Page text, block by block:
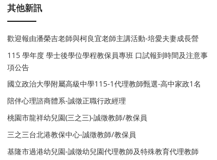
其他新訊
歡迎報由潘榮吉老師與柯良宜老師主講活動-培愛夫妻成長營
115 學年度 學士後學位學程教保員專班 口試報到時間及注意事
項公告
國立政治大學附屬高級中學115-1代理教師甄選-高中家政1名
陪伴心理諮商體系-誠徵正職行政經理
桃園市龍祥幼兒園(三之三)-誠徵教師/教保員
三之三台北港教保中心-誠徵教師/教保員
基隆市過港幼兒園-誠徵幼兒園代理教師及特殊教育代理教師